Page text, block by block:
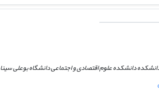
دانشکده علوم اقتصادی و اجتماعی دانشگاه بوعلی سینا